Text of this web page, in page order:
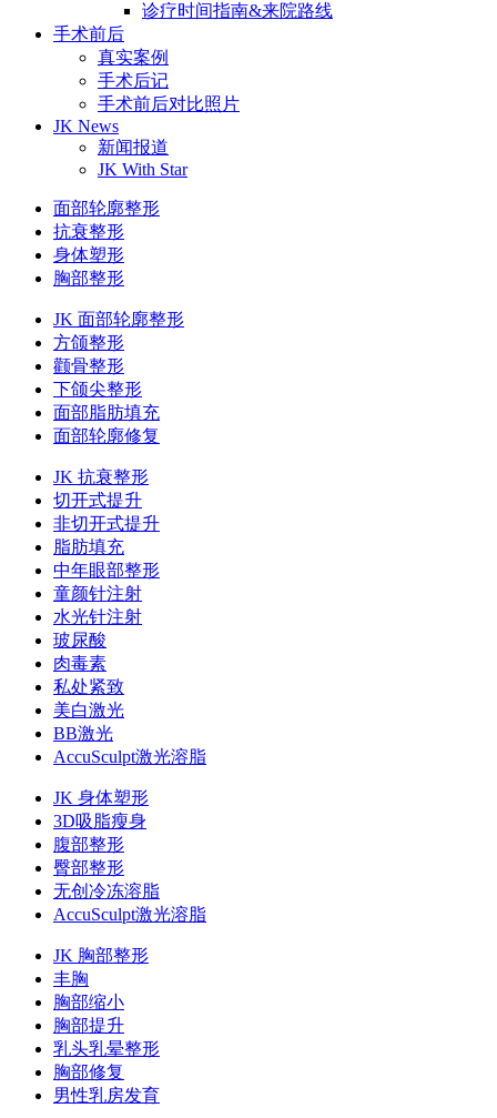
诊疗时间指南&来院路线
手术前后
真实案例
手术后记
手术前后对比照片
JK News
新闻报道
JK With Star
面部轮廓整形
抗衰整形
身体塑形
胸部整形
JK 面部轮廓整形
方颌整形
颧骨整形
下颌尖整形
面部脂肪填充
面部轮廓修复
JK 抗衰整形
切开式提升
非切开式提升
脂肪填充
中年眼部整形
童颜针注射
水光针注射
玻尿酸
肉毒素
私处紧致
美白激光
BB激光
AccuSculpt激光溶脂
JK 身体塑形
3D吸脂瘦身
腹部整形
臀部整形
无创冷冻溶脂
AccuSculpt激光溶脂
JK 胸部整形
丰胸
胸部缩小
胸部提升
乳头乳晕整形
胸部修复
男性乳房发育